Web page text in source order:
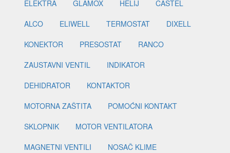
ELEKTRA
GLAMOX HELIJ
CASTEL
ALCO
ELIWELL TERMOSTAT
DIXELL
KONEKTOR
PRESOSTAT
RANCO
ZAUSTAVNI VENTIL
INDIKATOR
DEHIDRATOR
KONTAKTOR
MOTORNA ZAŠTITA
POMOĆNI KONTAKT
SKLOPNIK
MOTOR VENTILATORA
MAGNETNI VENTILI
NOSAČ KLIME